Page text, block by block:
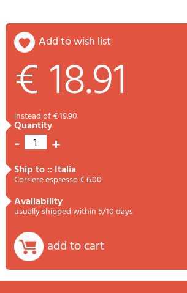
add to wish list
€ 18.91
instead of € 19.90
quantity
- 1 +
ship to :: Italia
Corriere espresso € 6.00
availability
usually shipped within 5/10 days
add to cart